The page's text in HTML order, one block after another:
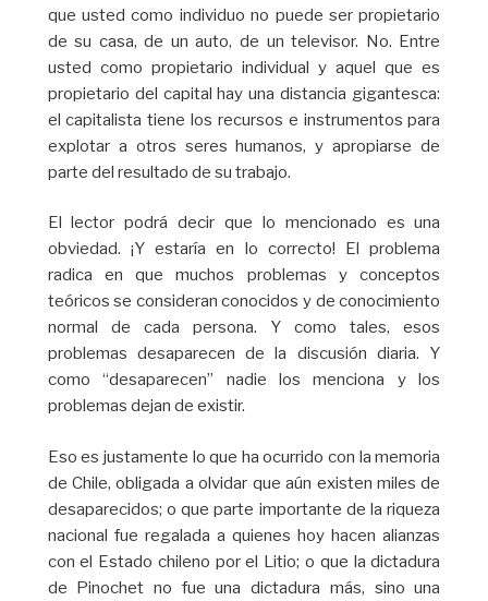
que usted como individuo no puede ser propietario
de su casa, de un auto, de un televisor. No. Entre
usted como propietario individual y aquel que es
propietario del capital hay una distancia gigantesca:
el capitalista tiene los recursos e instrumentos para
explotar a otros seres humanos, y apropiarse de
parte del resultado de su trabajo.
El lector podrá decir que lo mencionado es una
obviedad. ¡Y estaría en lo correcto! El problema
radica en que muchos problemas y conceptos
teóricos se consideran conocidos y de conocimiento
normal de cada persona. Y como tales, esos
problemas desaparecen de la discusión diaria. Y
como “desaparecen” nadie los menciona y los
problemas dejan de existir.
Eso es justamente lo que ha ocurrido con la memoria
de Chile, obligada a olvidar que aún existen miles de
desaparecidos; o que parte importante de la riqueza
nacional fue regalada a quienes hoy hacen alianzas
con el Estado chileno por el Litio; o que la dictadura
de Pinochet no fue una dictadura más, sino una